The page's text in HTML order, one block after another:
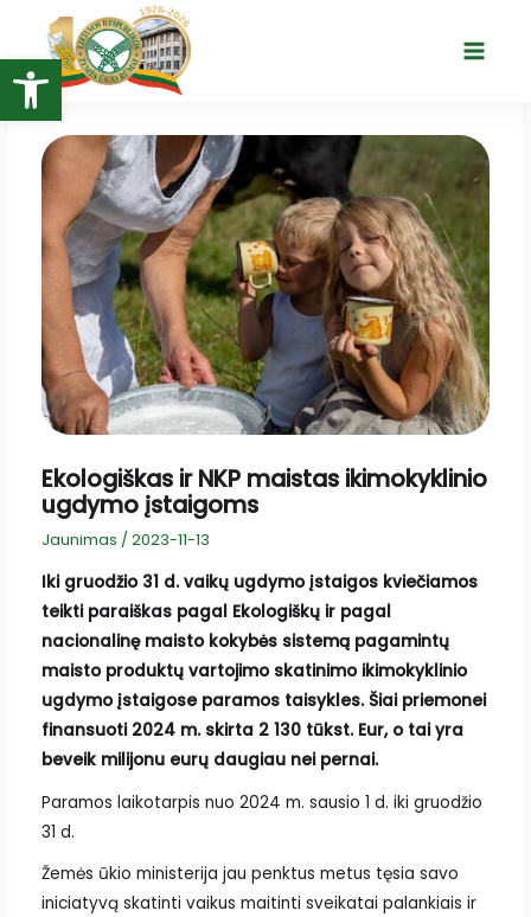
Open toolbar
turinio
Main
Ekologiškas ir NKP maistas ikimokyklinio
ugdymo įstaigoms
Jaunimas / 2023-11-13
Iki gruodžio 31 d. vaikų ugdymo įstaigos kviečiamos
teikti paraiškas pagal Ekologiškų ir pagal
nacionalinę maisto kokybės sistemą pagamintų
maisto produktų vartojimo skatinimo ikimokyklinio
ugdymo įstaigose paramos taisykles. Šiai priemonei
finansuoti 2024 m. skirta 2 130 tūkst. Eur, o tai yra
beveik milijonu eurų daugiau nei pernai.
Paramos laikotarpis nuo 2024 m. sausio 1 d. iki gruodžio
31 d.
Žemės ūkio ministerija jau penktus metus tęsia savo
iniciatyvą skatinti vaikus maitinti sveikatai palankiais ir